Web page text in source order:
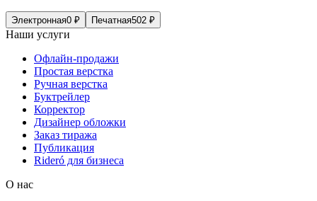
Электронная0 ₽ Печатная502 ₽
Наши услуги
Офлайн-продажи
Простая верстка
Ручная верстка
Буктрейлер
Корректор
Дизайнер обложки
Заказ тиража
Публикация
Rideró для бизнеса
О нас